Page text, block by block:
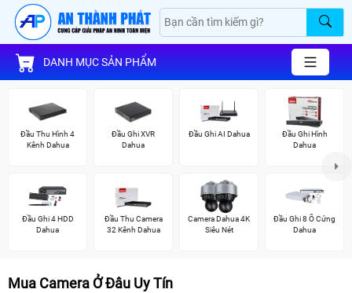
DANH MỤC SẢN PHẨM
Đầu Thu Hình 4
Kênh Dahua
Đầu Ghi XVR
Dahua
Đầu Ghi AI Dahua
Đầu Ghi Hình
Dahua
Đầu Ghi 4 HDD
Dahua
Đầu Thu Camera
32 Kênh Dahua
Camera Dahua 4K
Siêu Nét
Đầu Ghi 8 Ổ Cứng
Dahua
Mua Camera Ở Đâu Uy Tín